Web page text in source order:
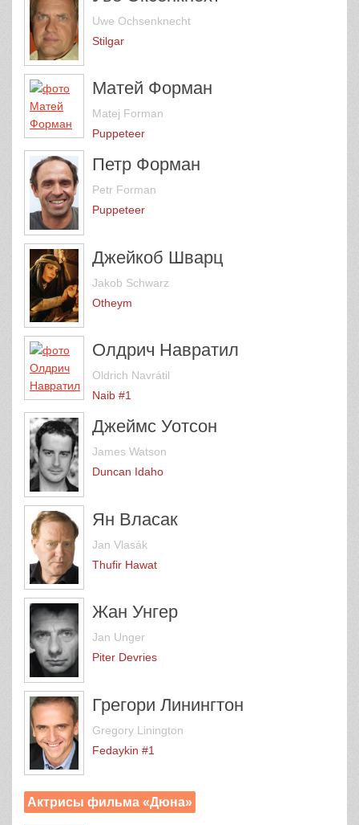
Uwe Ochsenknecht
Stilgar
Матей Форман
Matej Forman
Puppeteer
Петр Форман
Petr Forman
Puppeteer
Джейкоб Шварц
Jakob Schwarz
Otheym
Олдрич Навратил
Oldrich Navrátil
Naib #1
Джеймс Уотсон
James Watson
Duncan Idaho
Ян Власак
Jan Vlasák
Thufir Hawat
Жан Унгер
Jan Unger
Piter Devries
Грегори Линингтон
Gregory Linington
Fedaykin #1
Актрисы фильма «Дюна»